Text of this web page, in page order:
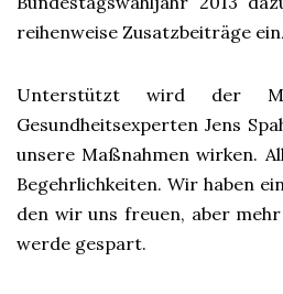
reihenweise Zusatzbeiträge
Unterstützt wird der
Gesundheitsexperten Jens
unsere Maßnahmen wirken.
Begehrlichkeiten. Wir haben
den wir uns freuen, aber mehr
werde gespart.